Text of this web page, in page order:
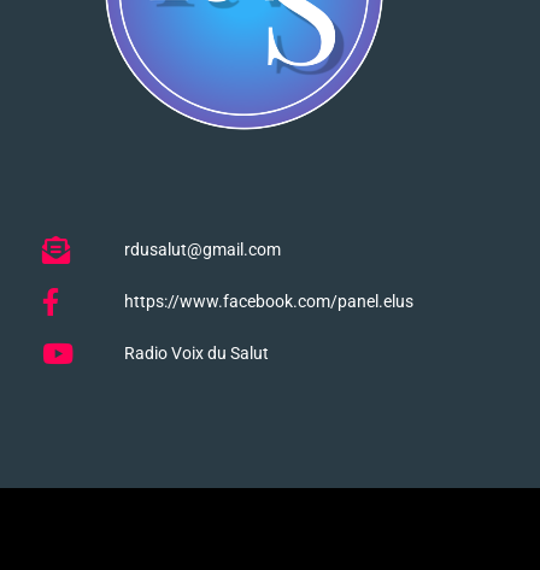
rdusalut@gmail.com
https://www.facebook.com/panel.elus
Radio Voix du Salut